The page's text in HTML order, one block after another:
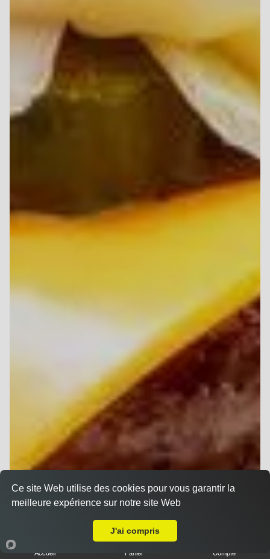
Accueil Panier Compte
Ce site Web utilise des cookies pour vous garantir la
meilleure expérience sur notre site Web
J'ai compris